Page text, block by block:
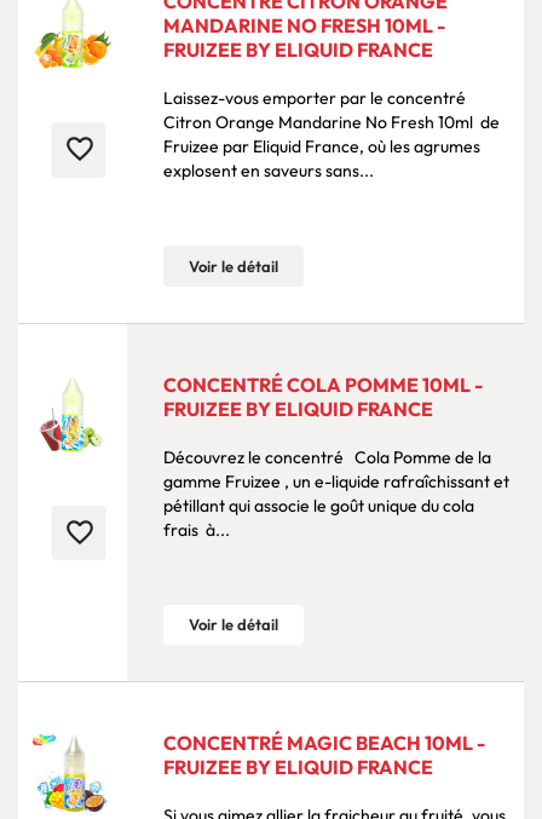
favorite_border
MANDARINE NO FRESH 10ML -
FRUIZEE BY ELIQUID FRANCE
Laissez-vous emporter par le concentré
Citron Orange Mandarine No Fresh 10ml de
Fruizee par Eliquid France, où les agrumes
explosent en saveurs sans...
Voir le détail
favorite_border
CONCENTRÉ COLA POMME 10ML -
FRUIZEE BY ELIQUID FRANCE
Découvrez le concentré Cola Pomme de la
gamme Fruizee , un e-liquide rafraîchissant et
pétillant qui associe le goût unique du cola
frais à...
Voir le détail
CONCENTRÉ MAGIC BEACH 10ML -
FRUIZEE BY ELIQUID FRANCE